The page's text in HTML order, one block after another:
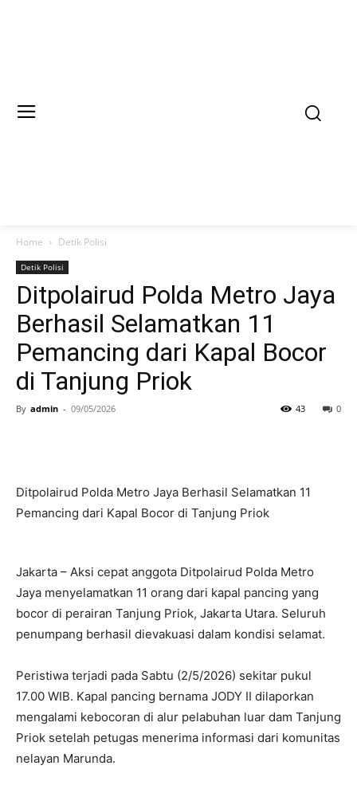
Home Detik Polisi
Detik Polisi
Ditpolairud Polda Metro Jaya
Berhasil Selamatkan 11
Pemancing dari Kapal Bocor
di Tanjung Priok
By admin - 09/05/2026 0
43
Ditpolairud Polda Metro Jaya Berhasil Selamatkan 11
Pemancing dari Kapal Bocor di Tanjung Priok
Jakarta – Aksi cepat anggota Ditpolairud Polda Metro
Jaya menyelamatkan 11 orang dari kapal pancing yang
bocor di perairan Tanjung Priok, Jakarta Utara. Seluruh
penumpang berhasil dievakuasi dalam kondisi selamat.
Peristiwa terjadi pada Sabtu (2/5/2026) sekitar pukul
17.00 WIB. Kapal pancing bernama JODY II dilaporkan
mengalami kebocoran di alur pelabuhan luar dam Tanjung
Priok setelah petugas menerima informasi dari komunitas
nelayan Marunda.